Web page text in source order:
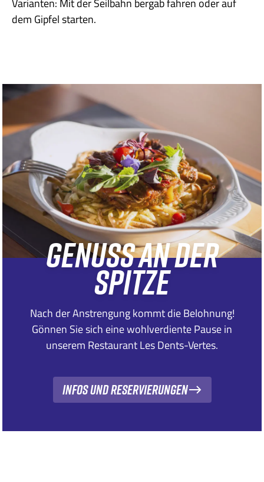
Varianten: Mit der Seilbahn bergab fahren oder auf
dem Gipfel starten.
GENUSS AN DER
SPITZE
Nach der Anstrengung kommt die Belohnung!
Gönnen Sie sich eine wohlverdiente Pause in
unserem Restaurant Les Dents-Vertes.
Infos und Reservierungen